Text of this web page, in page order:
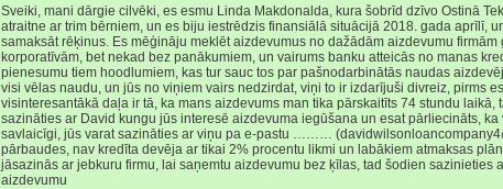
Sveiki, mani dārgie cilvēki, es esmu Linda Makdonalda, kura šobrīd dzīvo Ostinā
atraitne ar trim bērniem, un es biju iestrēdzis finansiālā situācijā 2018. gada aprīlī,
samaksāt rēķinus. Es mēģināju meklēt aizdevumus no dažādām aizdevumu firmām
korporatīvām, bet nekad bez panākumiem, un vairums banku atteicās no manas
pienesumu tiem hoodlumiem, kas tur sauc tos par pašnodarbinātās naudas
visi vēlas naudu, un jūs no viņiem vairs nedzirdat, viņi to ir izdarījuši divreiz, pirms
visinteresantākā daļa ir tā, ka mans aizdevums man tika pārskaitīts 74 stundu laikā,
sazināties ar David kungu jūs interesē aizdevuma iegūšana un esat pārliecināts, ka
savlaicīgi, jūs varat sazināties ar viņu pa e-pastu ………
pārbaudes, nav kredīta devēja ar tikai 2% procentu likmi un labākiem atmaksas
jāsazinās ar jebkuru firmu, lai saņemtu aizdevumu bez ķīlas, tad šodien sazinieties
aizdevumu